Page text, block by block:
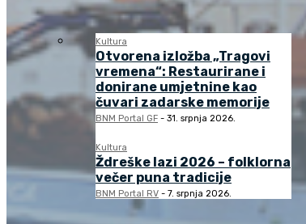
Kultura
Otvorena izložba „Tragovi
vremena“: Restaurirane i
donirane umjetnine kao
čuvari zadarske memorije
BNM Portal GF - 31. srpnja 2026.
Kultura
Ždreške lazi 2026 – folklorna
večer puna tradicije
BNM Portal RV - 7. srpnja 2026.